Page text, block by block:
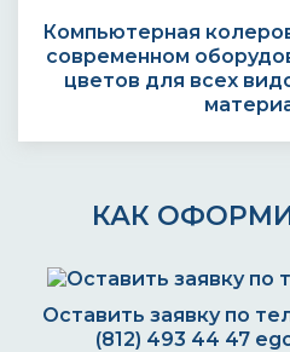
Компьютерная
современном
цветов для всех
КАК
Оставить заявку по
(812) 493 44 47